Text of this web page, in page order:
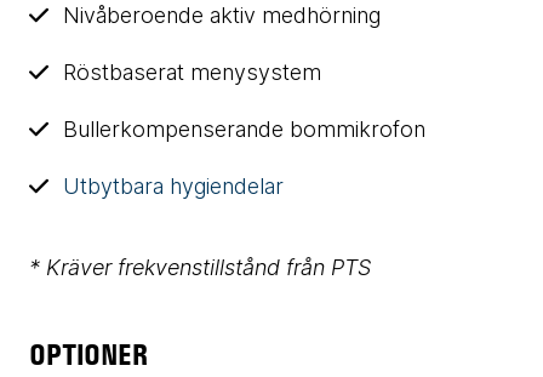
Nivåberoende aktiv medhörning
Röstbaserat menysystem
Bullerkompenserande bommikrofon
Utbytbara hygiendelar
* Kräver frekvenstillstånd från PTS
OPTIONER